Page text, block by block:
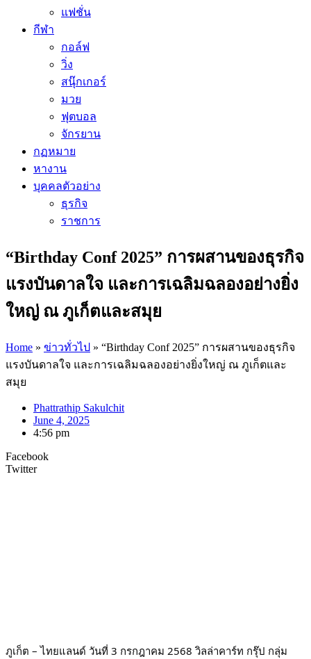
แฟชั่น
กีฬา
กอล์ฟ
วิ่ง
สนุ๊กเกอร์
มวย
ฟุตบอล
จักรยาน
กฏหมาย
หางาน
บุคคลตัวอย่าง
ธุรกิจ
ราชการ
“Birthday Conf 2025” การผสานของธุรกิจ
แรงบันดาลใจ และการเฉลิมฉลองอย่างยิ่ง
ใหญ่ ณ ภูเก็ตและสมุย
Home » ข่าวทั่วไป » “Birthday Conf 2025” การผสานของธุรกิจ
แรงบันดาลใจ และการเฉลิมฉลองอย่างยิ่งใหญ่ ณ ภูเก็ตและ
สมุย
Phattrathip Sakulchit
June 4, 2025
4:56 pm
Facebook
Twitter
ภูเก็ต – ไทยแลนด์ วันที่ 3 กรกฎาคม 2568 วิลล่าคาร์ท กรุ๊ป กลุ่ม